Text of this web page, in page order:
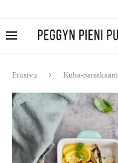
Etusivu Kuha-parsäkäärö